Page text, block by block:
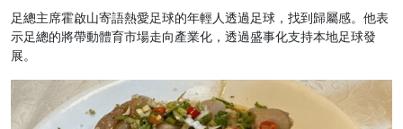
足總主席霍啟山寄語熱愛足球的年輕人透過足球，找到歸屬感。他表
示足總的將帶動體育市場走向產業化，透過盛事化支持本地足球發
展。